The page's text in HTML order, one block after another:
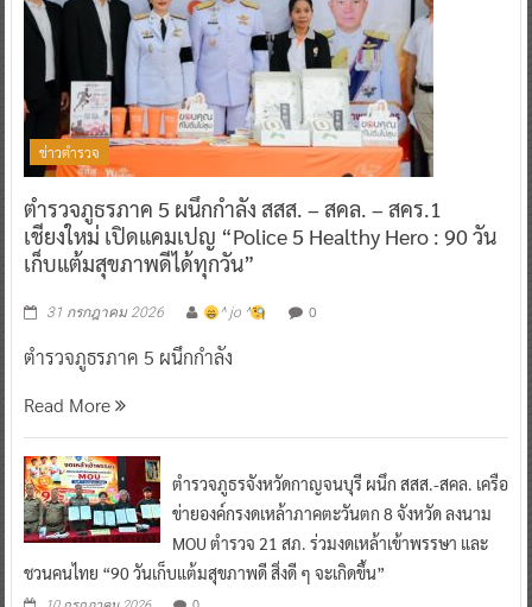
ข่าวตำรวจ
ตำรวจภูธรภาค 5 ผนึกกำลัง สสส. – สคล. – สคร.1
เชียงใหม่ เปิดแคมเปญ “Police 5 Healthy Hero : 90 วัน
เก็บแต้มสุขภาพดีได้ทุกวัน”
31 กรกฎาคม 2026 ^ jo ^ 0
ตำรวจภูธรภาค 5 ผนึกกำลัง
Read More
ตำรวจภูธรจังหวัดกาญจนบุรี ผนึก สสส.-สคล. เครือ
ข่ายองค์กรงดเหล้าภาคตะวันตก 8 จังหวัด ลงนาม
MOU ตำรวจ 21 สภ. ร่วมงดเหล้าเข้าพรรษา และ
ชวนคนไทย “90 วันเก็บแต้มสุขภาพดี สิ่งดี ๆ จะเกิดขึ้น”